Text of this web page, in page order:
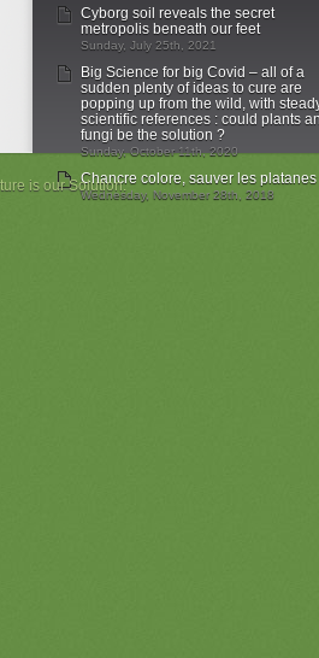
Cyborg soil reveals the secret
metropolis beneath our feet
Sunday, July 25th, 2021
Big Science for big Covid – all of a
sudden plenty of ideas to cure are
popping up from the wild, with
scientific references : could plants
fungi be the solution ?
Sunday, October 11th, 2020
Chancre colore, sauver les platanes
Wednesday, November 28th, 2018
is our Solution.